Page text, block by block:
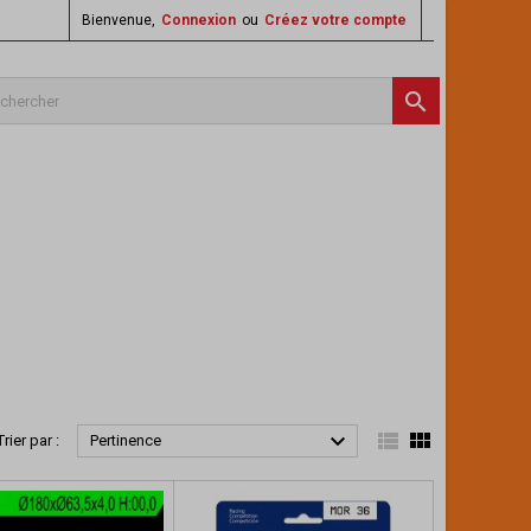
Bienvenue, Connexion ou Créez votre compte

par : Pertinence   